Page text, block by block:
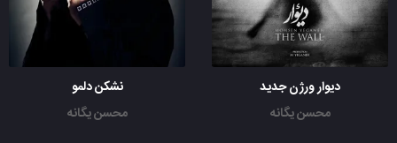
دیوار ورژن جدید
محسن یگانه
نشکن دلمو
محسن یگانه